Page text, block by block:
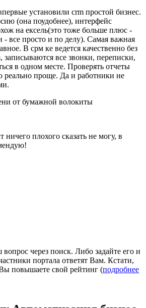
установили crm простой бизнес.
(она поудобнее), интерфейс
на ексель(это тоже больше плюс -
все просто и по делу). Самая важная
В срм ке ведется качественно без
записываются все звонки, переписки,
в одном месте. Проверять отчеты
реально проще. Да и работники не
от бумажной волокиты
плохого сказать не могу, в
через поиск. Либо задайте его и
портала ответят Вам. Кстати,
повышаете свой рейтинг (подробнее